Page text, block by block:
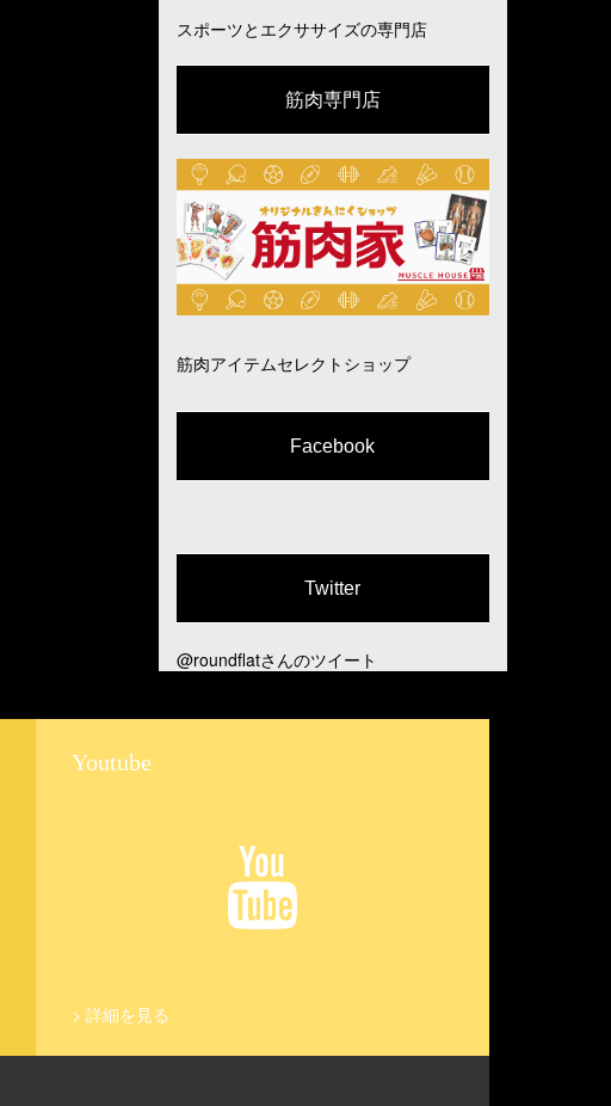
スポーツとエクササイズの専門店
筋肉専門店
筋肉アイテムセレクトショップ
Facebook
Twitter
@roundflatさんのツイート
Youtube
> 詳細を見る